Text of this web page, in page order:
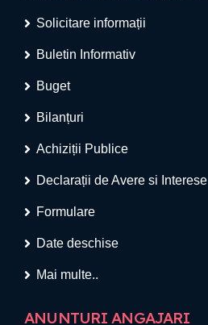
Solicitare informații
Buletin Informativ
Buget
Bilanțuri
Achiziții Publice
Declarații de Avere si Interese
Formulare
Date deschise
Mai multe..
ANUNTURI ANGAJARI